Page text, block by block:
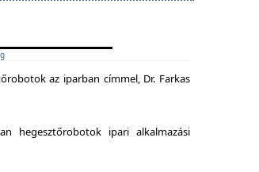
az iparban címmel, Dr. Farkas
hegesztőrobotok ipari alkalmazási